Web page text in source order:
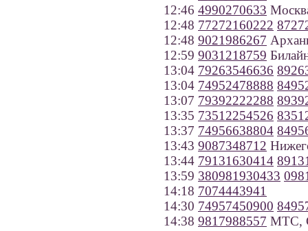
12:46 4990270633
12:48 77272160222
12:48 9021986267
12:59 9031218759
13:04 79263546636
13:04 74952478888
13:07 79392222288
13:35 73512254526
13:37 74956638804
13:43 9087348712
13:44 79131630414
13:59 380981930433
14:18 7074443941
14:30 74957450900
14:38 9817988557 МТС,